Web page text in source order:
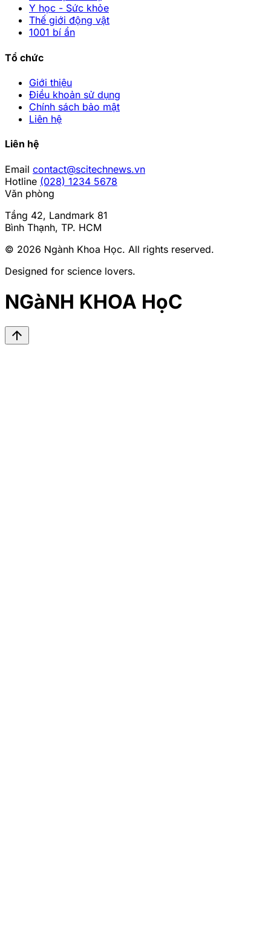
Y học - Sức khỏe
Thế giới động vật
1001 bí ẩn
Tổ chức
Giới thiệu
Điều khoản sử dụng
Chính sách bảo mật
Liên hệ
Liên hệ
Email contact@scitechnews.vn
Hotline (028) 1234 5678
Văn phòng
Tầng 42, Landmark 81
Bình Thạnh, TP. HCM
© 2026 Ngành Khoa Học. All rights reserved.
Designed for science lovers.
NGàNH KHOA HọC
arrow_upward